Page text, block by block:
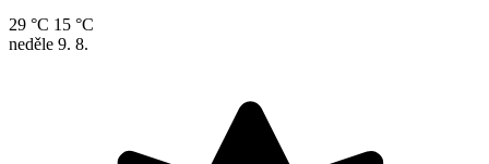
29 °C 15 °C
neděle 9. 8.